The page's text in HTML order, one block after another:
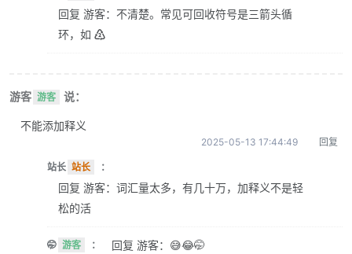
回复 游客：不清楚。常见可回收符号是三箭头循
环，如 ♴
游客 游客 说：
不能添加释义
2025-05-13 17:44:49 回复
站长 站长 ：
回复 游客：词汇量太多，有几十万，加释义不是轻
松的活
🤭 游客 ： 回复 游客：😅😂🤭